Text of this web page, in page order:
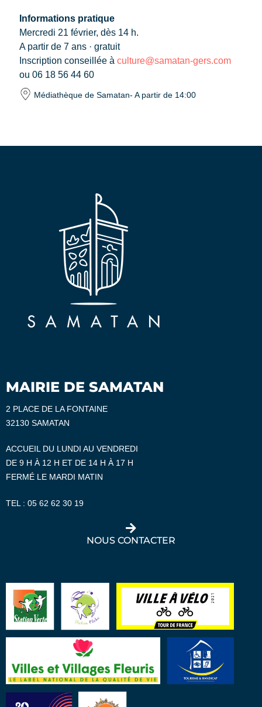
Informations pratique
Mercredi 21 février, dès 14 h.
A partir de 7 ans · gratuit
Inscription conseillée à culture@samatan-gers.com
ou 06 18 56 44 60
Médiathèque de Samatan- A partir de 14:00
MAIRIE DE SAMATAN
2 PLACE DE LA FONTAINE
32130 SAMATAN
ACCUEIL DU LUNDI AU VENDREDI
DE 9 H À 12 H ET DE 14 H À 17 H
FERMÉ LE MARDI MATIN
TEL : 05 62 62 30 19
NOUS CONTACTER